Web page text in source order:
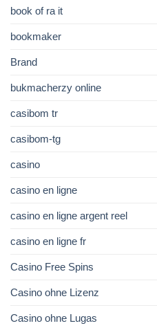
book of ra it
bookmaker
Brand
bukmacherzy online
casibom tr
casibom-tg
casino
casino en ligne
casino en ligne argent reel
casino en ligne fr
Casino Free Spins
Casino ohne Lizenz
Casino ohne Lugas